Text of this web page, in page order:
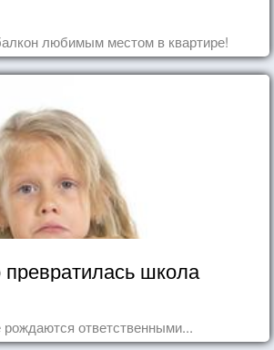
любимым местом в квартире!
превратилась школа
ответственными...